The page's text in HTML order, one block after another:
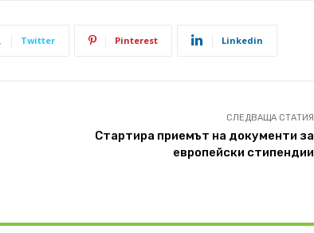
Twitter Pinterest Linkedin
СЛЕДВАЩА СТАТИЯ
Стартира приемът на документи за
европейски стипендии